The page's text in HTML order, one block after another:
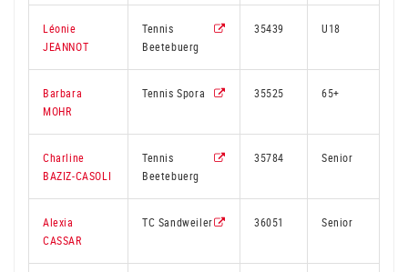
Léonie
JEANNOT
Tennis
Beetebuerg
35439 U18
Barbara
MOHR
Tennis Spora 35525 65+
Charline
BAZIZ-CASOLI
Tennis
Beetebuerg
35784 Senior
Alexia
CASSAR
TC Sandweiler 36051 Senior